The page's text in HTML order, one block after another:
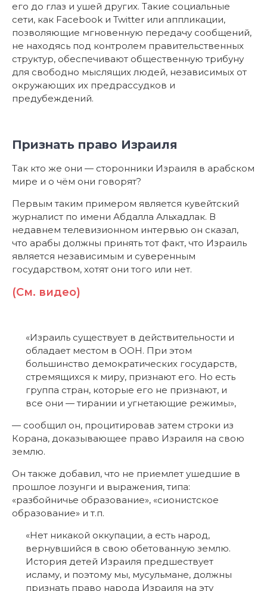
его до глаз и ушей других. Такие социальные
сети, как Facebook и Twitter или аппликации,
позволяющие мгновенную передачу сообщений,
не находясь под контролем правительственных
структур, обеспечивают общественную трибуну
для свободно мыслящих людей, независимых от
окружающих их предрассудков и
предубеждений.
Признать право Израиля
Так кто же они — сторонники Израиля в арабском
мире и о чём они говорят?
Первым таким примером является кувейтский
журналист по имени Абдалла Альхадлак. В
недавнем телевизионном интервью он сказал,
что арабы должны принять тот факт, что Израиль
является независимым и суверенным
государством, хотят они того или нет.
(См. видео)
«Израиль существует в действительности и
обладает местом в ООН. При этом
большинство демократических государств,
стремящихся к миру, признают его. Но есть
группа стран, которые его не признают, и
все они — тирании и угнетающие режимы»,
— сообщил он, процитировав затем строки из
Корана, доказывающее право Израиля на свою
землю.
Он также добавил, что не приемлет ушедшие в
прошлое лозунги и выражения, типа:
«разбойничье образование», «сионистское
образование» и т.п.
«Нет никакой оккупации, а есть народ,
вернувшийся в свою обетованную землю.
История детей Израиля предшествует
исламу, и поэтому мы, мусульмане, должны
признать право народа Израиля на эту